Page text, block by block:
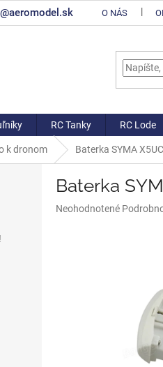
O NÁS
RC Tanky RC Lode
k dronom Baterka SYMA
Baterka
Priemerné
Neohodnotené